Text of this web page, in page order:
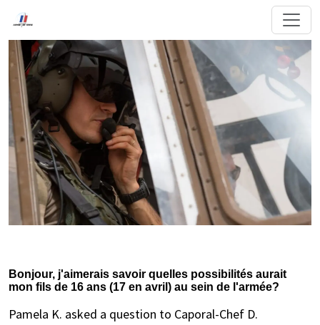
Bonjour, j'aimerais savoir quelles possibilités aurait
mon fils de 16 ans (17 en avril) au sein de l'armée?
Pamela K. asked a question to Caporal-Chef D.